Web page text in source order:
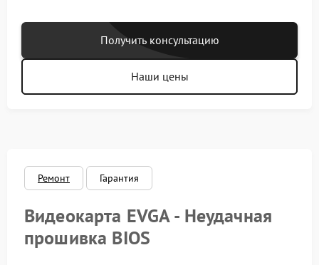
Получить консультацию
Наши цены
Ремонт Гарантия
Видеокарта EVGA - Неудачная
прошивка BIOS